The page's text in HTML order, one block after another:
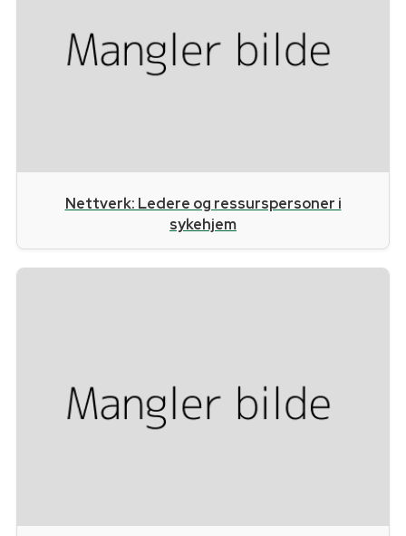
Nettverk: Ledere og ressurspersoner i
sykehjem